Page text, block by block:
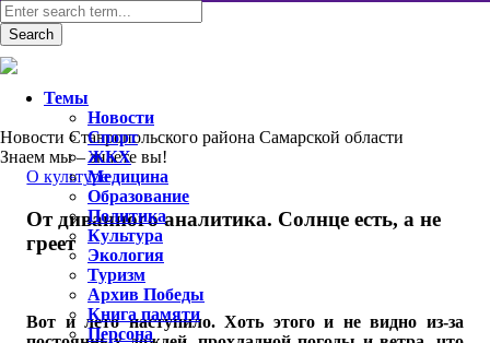
Новости Ставропольского района Самарской области
Знаем мы – знаете вы!
О культуре
От диванного аналитика. Солнце есть, а не
греет
Вот и лето наступило. Хоть этого и не видно из-за
Темы
Новости
Спорт
ЖКХ
Медицина
Образование
Политика
Культура
Экология
Туризм
Архив Победы
Книга памяти
Персона